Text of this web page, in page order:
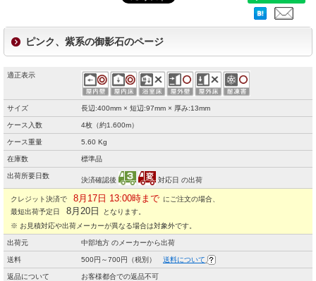
ピンク、紫系の御影石のページ
適正表示
サイズ 長辺:400mm × 短辺:97mm × 厚み:13mm
ケース入数 4枚（約1.600m）
ケース重量 5.60 Kg
在庫数 標準品
出荷所要日数
決済確認後 対応日 の出荷
クレジット決済で 8月17日 13:00時まで にご注文の場合、
最短出荷予定日
8月20日
となります。
※ お見積対応や出荷メーカーが異なる場合は対象外です。
出荷元 中部地方 のメーカーから出荷
送料 500円～700円（税別） 送料について
返品について お客様都合での返品不可